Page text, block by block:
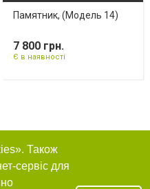
Памятник, (Модель 14)
7 800 грн.
Є в наявності
Також
сервіс для